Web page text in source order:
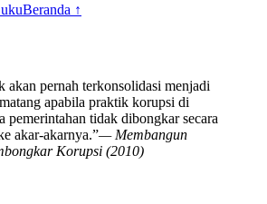
Beranda ↑
akan pernah terkonsolidasi menjadi
apabila praktik korupsi di
pemerintahan tidak dibongkar secara
akar-akarnya.”— Membangun
Korupsi (2010)